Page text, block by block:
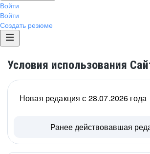
Войти
Войти
Создать резюме
Условия использования
Новая редакция с 28.07.2026 года
Ранее действовавшая